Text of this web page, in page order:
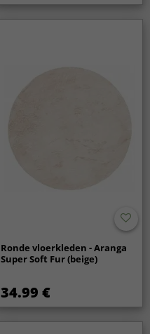
Ronde vloerkleden - Aranga
Super Soft Fur (beige)
34.99 €